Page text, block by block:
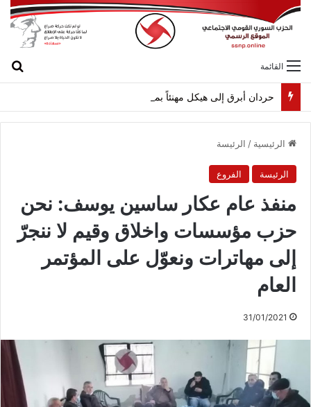
القائمة
حردان أبرق إلى هيكل مهنئاً بمناسبة عيد الجيش
الرئيسية / الرئيسة
الرئيسة الفروع
منفذ عام عكار ساسين يوسف: نحن
حزب مؤسسات واخلاق وقيم لا ننجرّ
إلى مهاترات ونعوّل على المؤتمر
العام
31/01/2021